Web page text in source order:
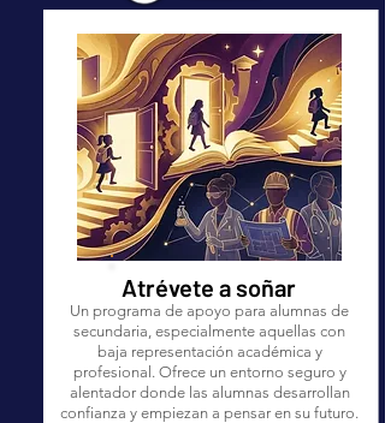
Atrévete a soñar
Un programa de apoyo para alumnas de
secundaria, especialmente aquellas con
baja representación académica y
profesional. Ofrece un entorno seguro y
alentador donde las alumnas desarrollan
confianza y empiezan a pensar en su futuro.